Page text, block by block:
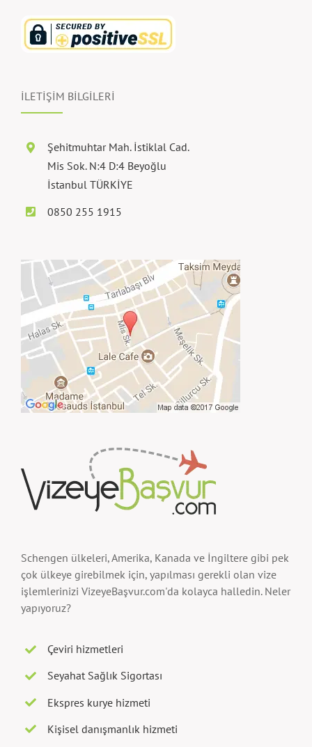
İLETİŞİM BİLGİLERİ
Şehitmuhtar Mah. İstiklal Cad.
Mis Sok. N:4 D:4 Beyoğlu
İstanbul TÜRKİYE
0850 255 1915
Schengen ülkeleri, Amerika, Kanada ve İngiltere gibi pek
çok ülkeye girebilmek için, yapılması gerekli olan vize
işlemlerinizi VizeyeBaşvur.com'da kolayca halledin. Neler
yapıyoruz?
Çeviri hizmetleri
Seyahat Sağlık Sigortası
Ekspres kurye hizmeti
Kişisel danışmanlık hizmeti